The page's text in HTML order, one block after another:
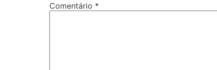
Comentário *